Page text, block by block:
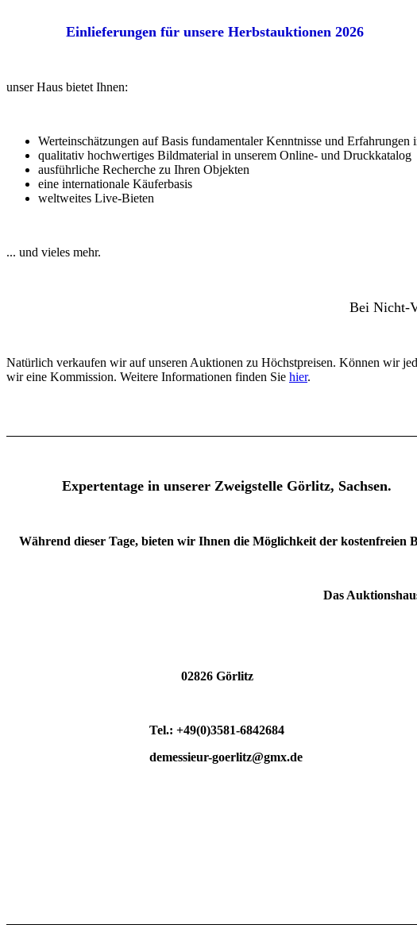
Einlieferungen für unsere Herbstauktionen
unser Haus bietet Ihnen:
Werteinschätzungen auf Basis fundamentaler Kenntnisse und
qualitativ hochwertiges Bildmaterial in unserem Online- und Druckkatalog
ausführliche Recherche zu Ihren Objekten
eine internationale Käuferbasis
weltweites Live-Bieten
... und vieles mehr.
Bei Nicht-
Natürlich verkaufen wir auf unseren Auktionen zu Höchstpreisen. Können wir
wir eine Kommission. Weitere Informationen finden Sie hier.
Expertentage in unserer Zweigstelle Görlitz, Sachsen.
Während dieser Tage, bieten wir Ihnen die Möglichkeit
Das
02826 Görlitz
Tel.: +49(0)3581-6842684
demessieur-goerlitz@gmx.de